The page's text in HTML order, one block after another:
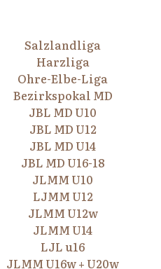
Salzlandliga
Harzliga
Ohre-Elbe-Liga
Bezirkspokal MD
JBL MD U10
JBL MD U12
JBL MD U14
JBL MD U16-18
JLMM U10
LJMM U12
JLMM U12w
JLMM U14
LJL u16
JLMM U16w + U20w